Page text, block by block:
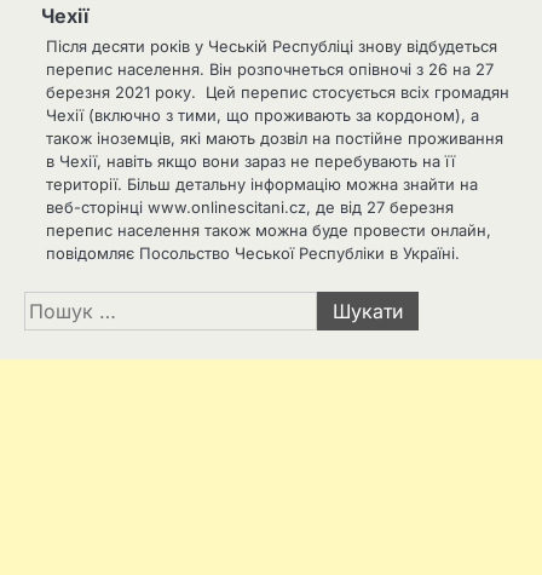
Чехії
Після десяти років у Чеській Республіці знову відбудеться
перепис населення. Він розпочнеться опівночі з 26 на 27
березня 2021 року. Цей перепис стосується всіх громадян
Чехії (включно з тими, що проживають за кордоном), а
також іноземців, які мають дозвіл на постійне проживання
в Чехії, навіть якщо вони зараз не перебувають на її
території. Більш детальну інформацію можна знайти на
веб-сторінці www.onlinescitani.cz, де від 27 березня
перепис населення також можна буде провести онлайн,
повідомляє Посольство Чеської Республіки в Україні.
Пошук: